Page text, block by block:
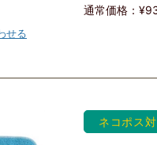
せる
通常価格：
ネコポス